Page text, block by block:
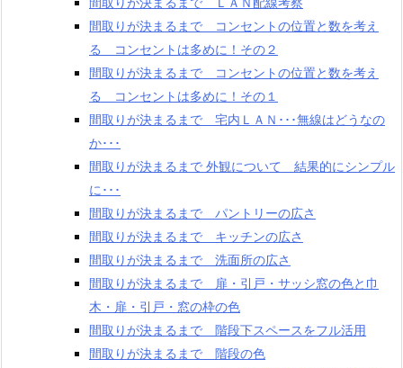
間取りが決まるまで コンセントの位置と数を考え
る コンセントは多めに！その２
間取りが決まるまで コンセントの位置と数を考え
る コンセントは多めに！その１
間取りが決まるまで 宅内ＬＡＮ･･･無線はどうなの
か･･･
間取りが決まるまで 外観について 結果的にシンプル
に･･･
間取りが決まるまで パントリーの広さ
間取りが決まるまで キッチンの広さ
間取りが決まるまで 洗面所の広さ
間取りが決まるまで 扉・引戸・サッシ窓の色と巾
木・扉・引戸・窓の枠の色
間取りが決まるまで 階段下スペースをフル活用
間取りが決まるまで 階段の色